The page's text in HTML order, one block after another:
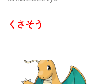
くさそう